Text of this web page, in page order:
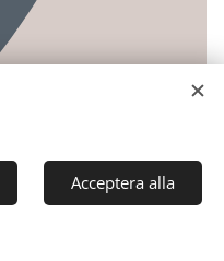
Acceptera alla